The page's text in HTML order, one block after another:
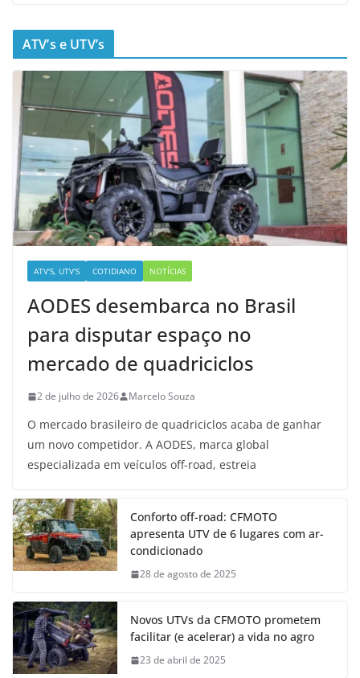
ATV’s e UTV’s
ATV'S, UTV'S COTIDIANO NOTÍCIAS
AODES desembarca no Brasil
para disputar espaço no
mercado de quadriciclos
2 de julho de 2026 Marcelo Souza
O mercado brasileiro de quadriciclos acaba de ganhar
um novo competidor. A AODES, marca global
especializada em veículos off-road, estreia
Conforto off-road: CFMOTO
apresenta UTV de 6 lugares com ar-
condicionado
28 de agosto de 2025
Novos UTVs da CFMOTO prometem
facilitar (e acelerar) a vida no agro
23 de abril de 2025